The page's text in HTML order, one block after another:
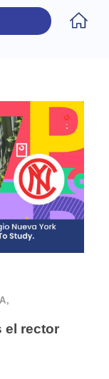
,
el rector